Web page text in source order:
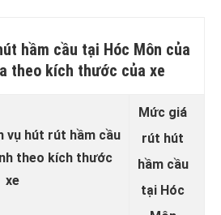
hầm cầu tại Hóc Môn của
theo kích thước của xe
vụ hút rút hầm cầu
theo kích thước
xe
Mức giá
rút hút
hầm cầu
tại Hóc